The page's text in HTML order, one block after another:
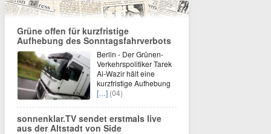
Grüne offen für kurzfristige
Aufhebung des Sonntagsfahrverbots
Berlin - Der Grünen-
Verkehrspolitiker Tarek
Al-Wazir hält eine
kurzfristige Aufhebung
[…] (04)
sonnenklar.TV sendet erstmals live
aus der Altstadt von Side